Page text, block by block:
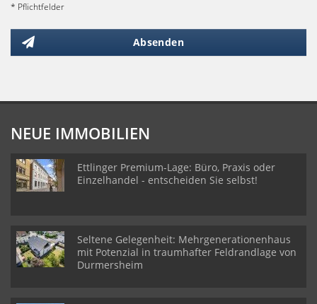
* Pflichtfelder
Absenden
NEUE IMMOBILIEN
Ettlinger Premium-Lage: Büro, Praxis oder
Einzelhandel - entscheiden Sie selbst!
Seltene Gelegenheit: Mehrgenerationenhaus
mit Potenzial in traumhafter Feldrandlage von
Durmersheim